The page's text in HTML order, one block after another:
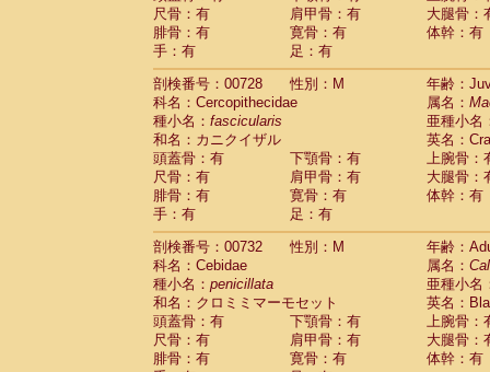
CercopithecidaeCercopithecus
CercopithecidaeCercopithecus
CercopithecidaeCercopithecus
CercopithecidaeCercopithecus diana
CercopithecidaeCercopithecus
Cercopithecidae
Cercopithecus
Cercopithecidae
Cercopithecus mitis
CercopithecidaeCercopithecus mitis
CercopithecidaeCercopithecus mitis
CercopithecidaeCercopithecus mona
CercopithecidaeCercopithecus
CercopithecidaeCercopithecus
CercopithecidaeCercopithecus
Cercopithecidae
Cercopithecusspp.(0)
Cercopithecidae
Chlorocebus
CercopithecidaeChlorocebus
CercopithecidaeErythrocebus patas
CercopithecidaeMiopithecus talapoin
尺骨：有
肩甲骨：有
大腿骨：
腓骨：有
寛骨：有
体幹：有
手：有
足：有
剖検番号：00728
性別：M
年齢：
科名：Cercopithecidae
属名：
種小名： fascicularis
亜種小名
和名：カニクイザル
英名：
頭蓋骨：有
下顎骨：有
上腕骨：
尺骨：有
肩甲骨：有
大腿骨：
腓骨：有
寛骨：有
体幹：有
手：有
足：有
剖検番号：00732
性別：M
年齢：
科名：Cebidae
属名：
種小名： penicillata
亜種小名
和名：クロミミマーモセット
英名：
頭蓋骨：有
下顎骨：有
上腕骨：
尺骨：有
肩甲骨：有
大腿骨：
腓骨：有
寛骨：有
体幹：有